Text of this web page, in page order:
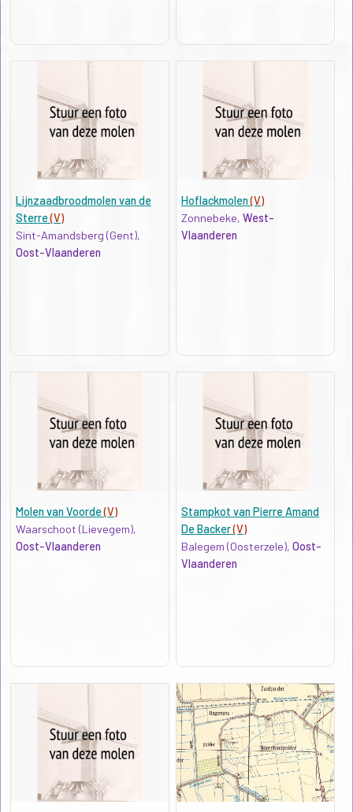
Lijnzaadbroodmolen van de
Sterre(V)
Sint-Amandsberg (Gent),
Oost-Vlaanderen
Hoflackmolen(V)
Zonnebeke,West-
Vlaanderen
Molen van Voorde(V)
Waarschoot (Lievegem),
Oost-Vlaanderen
Stampkot van Pierre Amand
De Backer(V)
Balegem (Oosterzele),Oost-
Vlaanderen